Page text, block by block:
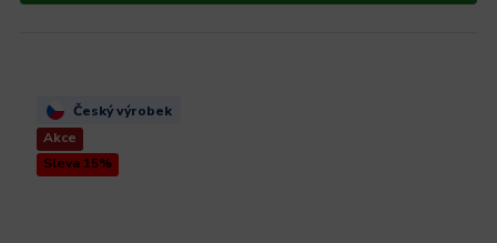
Akce
Český výrobek
Sleva 15%